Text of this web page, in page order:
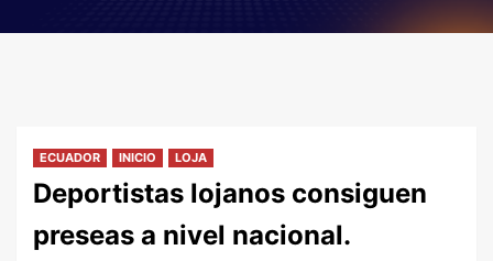
ECUADOR INICIO LOJA
Deportistas lojanos consiguen
preseas a nivel nacional.